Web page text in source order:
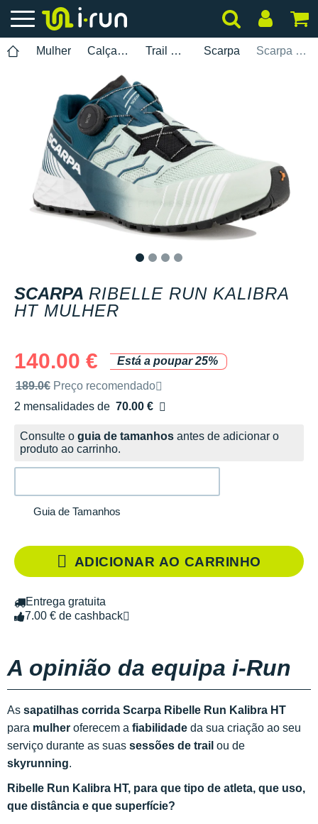
Mulher Calçados Trail Running Scarpa Scarpa Ribelle Run Kalibra HT Mulher
SCARPA RIBELLE RUN KALIBRA
HT MULHER
140.00 €
Está a poupar 25%
Preço de venda recomendado pela marca
189.0€ Preço recomendado
2 mensalidades de 70.00 €
sem custos
Consulte o guia de tamanhos antes de adicionar o
produto ao carrinho.
Guia de Tamanhos
ADICIONAR AO CARRINHO
Entrega gratuita
7.00 € de cashback
A opinião da equipa i-Run
As sapatilhas corrida Scarpa Ribelle Run Kalibra HT
para mulher oferecem a fiabilidade da sua criação ao seu
serviço durante as suas sessões de trail ou de
skyrunning.
Ribelle Run Kalibra HT, para que tipo de atleta, que uso,
que distância e que superfície?